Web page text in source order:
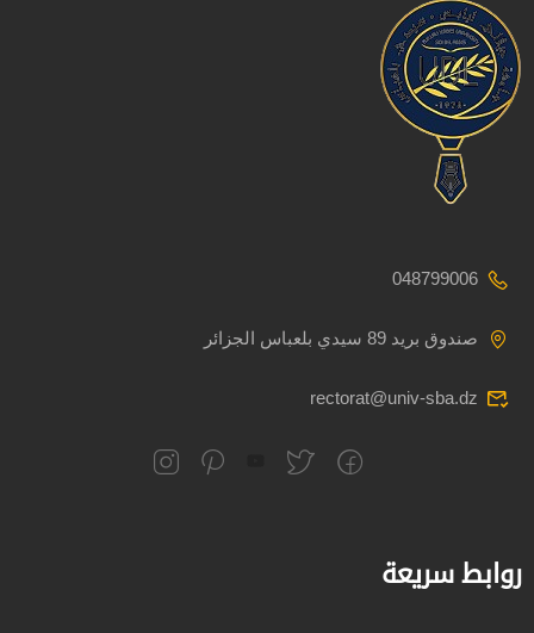
048799006
صندوق بريد 89 سيدي بلعباس الجزائر
rectorat@univ-sba.dz
روابط سريعة